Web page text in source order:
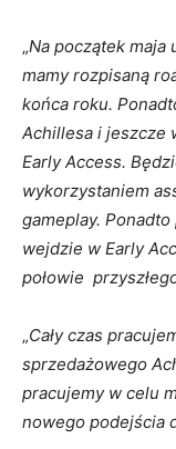
„Na początek maja
mamy rozpisaną
końca roku.
Achillesa i jeszcze
Early Access.
wykorzystaniem
gameplay.
wejdzie w Early
połowie
„Cały czas
sprzedażowego
pracujemy w celu
nowego podejścia